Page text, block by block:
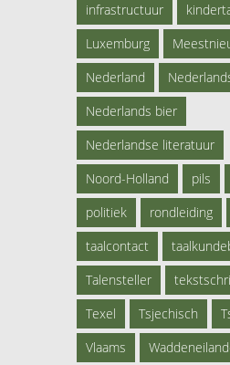
infrastructuur
Luxemburg
Nederland
Nederlands bier
Nederlandse literatuur
Noord-Holland
pils
politiek
rondleiding
taalcontact
Talensteller
Texel
Tsjechisch
Vlaams